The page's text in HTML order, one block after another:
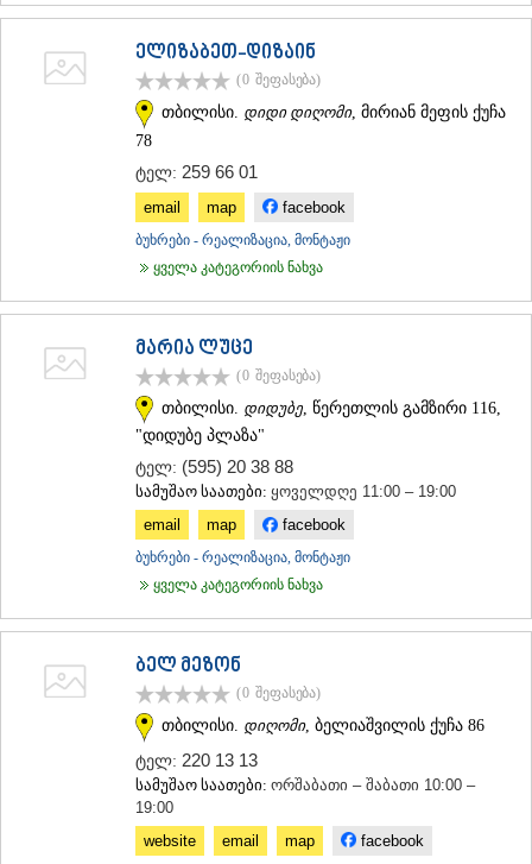
ᲒᲣᲓᲐᲣᲠᲘ
ᲠᲐᲭᲐ-ᲚᲔᲩᲮᲣᲛᲘ/ᲥᲕᲔᲛᲝ ᲡᲕᲐᲜᲔᲗᲘ
ᲐᲛᲑᲠᲝᲚᲐᲣᲠᲘ
ᲡᲐᲛᲔᲒᲠᲔᲚᲝ/ᲖᲔᲛᲝ ᲡᲕᲐᲜᲔᲗᲘ
ᲩᲮᲝᲠᲝᲬᲧᲣ
ᲬᲐᲚᲔᲜᲯᲘᲮᲐ
ᲡᲐᲛᲪᲮᲔ–ᲯᲐᲕᲐᲮᲔᲗᲘ
ᲐᲮᲐᲚᲥᲐᲚᲐᲥᲘ
ᲜᲘᲜᲝᲬᲛᲘᲜᲓᲐ
ᲑᲐᲙᲣᲠᲘᲐᲜᲘ
ᲕᲐᲚᲔ
ᲥᲕᲔᲛᲝ ᲥᲐᲠᲗᲚᲘ
ᲗᲔᲗᲠᲘᲬᲧᲐᲠᲝ
ელიზაბეთ-დიზაინ
(0 შეფასება)
თბილისი. დიდი დიღომი, მირიან მეფის ქუჩა
78
ტელ: 259 66 01
email map facebook
ბუხრები - რეალიზაცია, მონტაჟი
ყველა კატეგორიის ნახვა
მარია ლუცე
(0 შეფასება)
თბილისი. დიდუბე , წერეთლის გამზირი 116,
"დიდუბე პლაზა"
ტელ: (595) 20 38 88
სამუშაო საათები: ყოველდღე 11:00 – 19:00
email
map facebook
ბუხრები - რეალიზაცია, მონტაჟი
ყველა კატეგორიის ნახვა
ბელ მეზონ
(0 შეფასება)
თბილისი. დიღომი, ბელიაშვილის ქუჩა 86
ტელ: 220 13 13
სამუშაო საათები: ორშაბათი – შაბათი 10:00 –
19:00
website
email map facebook